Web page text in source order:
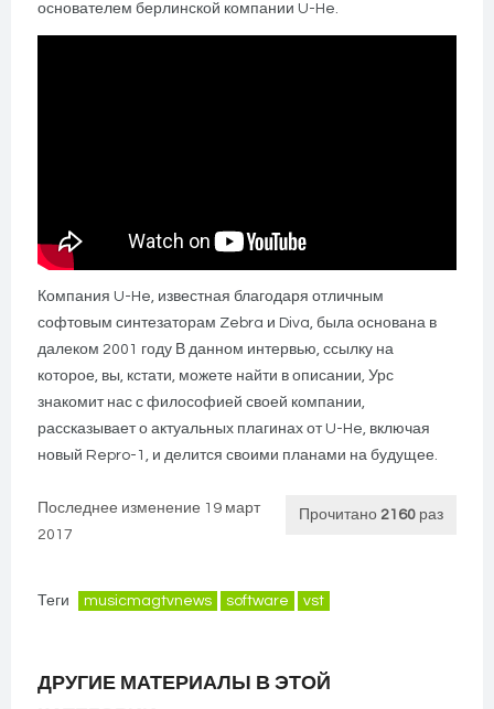
основателем берлинской компании U-He.
Компания U-He, известная благодаря отличным
софтовым синтезаторам Zebra и Diva, была основана в
далеком 2001 году В данном интервью, ссылку на
которое, вы, кстати, можете найти в описании, Урс
знакомит нас с философией своей компании,
рассказывает о актуальных плагинах от U-He, включая
новый Repro-1, и делится своими планами на будущее.
Прочитано 2160 раз
Последнее изменение 19 март
2017
Теги musicmagtvnews software vst
ДРУГИЕ МАТЕРИАЛЫ В ЭТОЙ